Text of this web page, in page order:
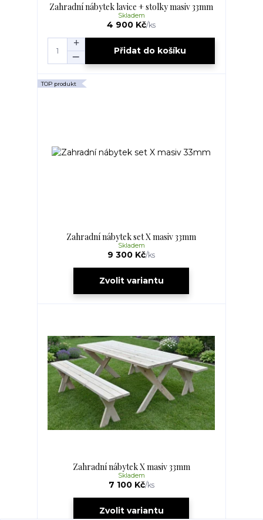
Zahradní nábytek lavice + stolky masiv 33mm
4 900 Kč/ks
Skladem
Přidat do košíku
TOP produkt
Zahradní nábytek set X masiv 33mm
9 300 Kč/ks
Skladem
Zvolit variantu
Zahradní nábytek X masiv 33mm
7 100 Kč/ks
Skladem
Zvolit variantu